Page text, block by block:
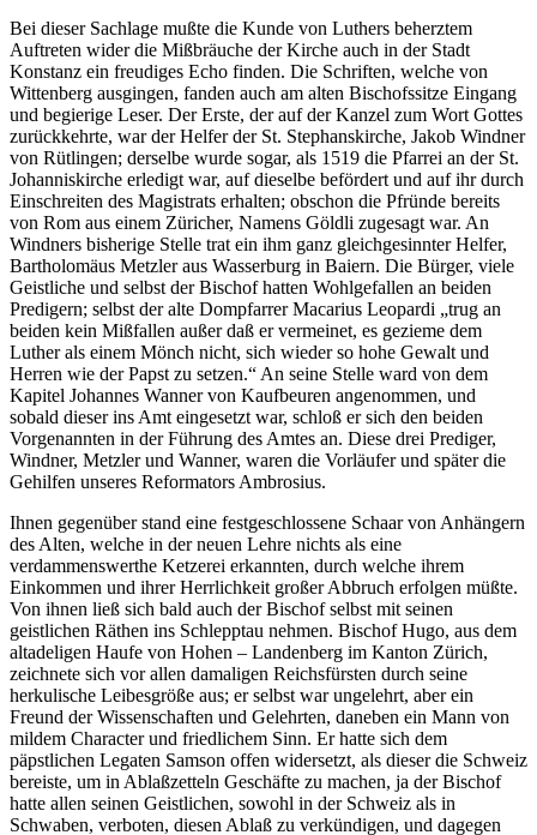
Bei dieser Sachlage mußte die Kunde von Luthers beherztem
Auftreten wider die Mißbräuche der Kirche auch in der Stadt
Konstanz ein freudiges Echo finden. Die Schriften, welche von
Wittenberg ausgingen, fanden auch am alten Bischofssitze Eingang
und begierige Leser. Der Erste, der auf der Kanzel zum Wort Gottes
zurückkehrte, war der Helfer der St. Stephanskirche, Jakob Windner
von Rütlingen; derselbe wurde sogar, als 1519 die Pfarrei an der St.
Johanniskirche erledigt war, auf dieselbe befördert und auf ihr durch
Einschreiten des Magistrats erhalten; obschon die Pfründe bereits
von Rom aus einem Züricher, Namens Göldli zugesagt war. An
Windners bisherige Stelle trat ein ihm ganz gleichgesinnter Helfer,
Bartholomäus Metzler aus Wasserburg in Baiern. Die Bürger, viele
Geistliche und selbst der Bischof hatten Wohlgefallen an beiden
Predigern; selbst der alte Dompfarrer Macarius Leopardi „trug an
beiden kein Mißfallen außer daß er vermeinet, es gezieme dem
Luther als einem Mönch nicht, sich wieder so hohe Gewalt und
Herren wie der Papst zu setzen.“ An seine Stelle ward von dem
Kapitel Johannes Wanner von Kaufbeuren angenommen, und
sobald dieser ins Amt eingesetzt war, schloß er sich den beiden
Vorgenannten in der Führung des Amtes an. Diese drei Prediger,
Windner, Metzler und Wanner, waren die Vorläufer und später die
Gehilfen unseres Reformators Ambrosius.
Ihnen gegenüber stand eine festgeschlossene Schaar von Anhängern
des Alten, welche in der neuen Lehre nichts als eine
verdammenswerthe Ketzerei erkannten, durch welche ihrem
Einkommen und ihrer Herrlichkeit großer Abbruch erfolgen müßte.
Von ihnen ließ sich bald auch der Bischof selbst mit seinen
geistlichen Räthen ins Schlepptau nehmen. Bischof Hugo, aus dem
altadeligen Haufe von Hohen – Landenberg im Kanton Zürich,
zeichnete sich vor allen damaligen Reichsfürsten durch seine
herkulische Leibesgröße aus; er selbst war ungelehrt, aber ein
Freund der Wissenschaften und Gelehrten, daneben ein Mann von
mildem Character und friedlichem Sinn. Er hatte sich dem
päpstlichen Legaten Samson offen widersetzt, als dieser die Schweiz
bereiste, um in Ablaßzetteln Geschäfte zu machen, ja der Bischof
hatte allen seinen Geistlichen, sowohl in der Schweiz als in
Schwaben, verboten, diesen Ablaß zu verkündigen, und dagegen